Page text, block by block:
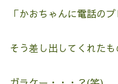
「かおちゃんに電話の
そう差し出してくれたも